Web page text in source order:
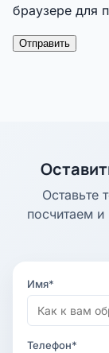
браузере для
Оставьте
посчитаем
Имя*
Телефон*